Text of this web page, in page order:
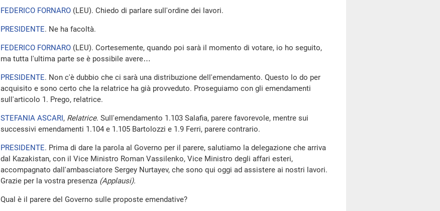
FEDERICO FORNARO (LEU). Chiedo di parlare sull'ordine dei lavori.
PRESIDENTE. Ne ha facoltà.
FEDERICO FORNARO (LEU). Cortesemente, quando poi sarà il momento di votare, io ho seguito,
ma tutta l'ultima parte se è possibile avere…
PRESIDENTE. Non c'è dubbio che ci sarà una distribuzione dell'emendamento. Questo lo do per
acquisito e sono certo che la relatrice ha già provveduto. Proseguiamo con gli emendamenti
sull'articolo 1. Prego, relatrice.
STEFANIA ASCARI, Relatrice. Sull'emendamento 1.103 Salafia, parere favorevole, mentre sui
successivi emendamenti 1.104 e 1.105 Bartolozzi e 1.9 Ferri, parere contrario.
PRESIDENTE. Prima di dare la parola al Governo per il parere, salutiamo la delegazione che arriva
dal Kazakistan, con il Vice Ministro Roman Vassilenko, Vice Ministro degli affari esteri,
accompagnato dall'ambasciatore Sergey Nurtayev, che sono qui oggi ad assistere ai nostri lavori.
Grazie per la vostra presenza (Applausi).
Qual è il parere del Governo sulle proposte emendative?